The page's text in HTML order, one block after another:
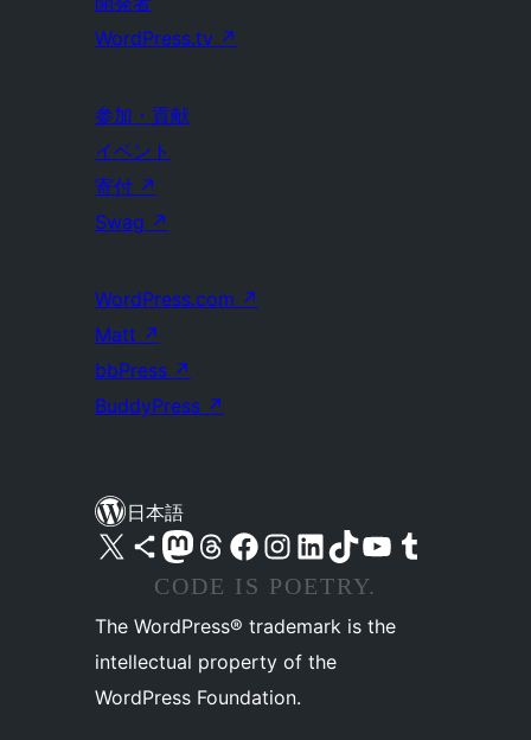
WordPress.tv ↗
参加・貢献
イベント
寄付 ↗
Swag ↗
WordPress.com ↗
Matt ↗
bbPress ↗
BuddyPress ↗
日本語
X (旧 Twitter) アカウントへ Bluesky アカウントへ Mastodon アカウントへ Threads アカウントへ Facebook ページへ Instagram アカウントへ LinkedIn アカウントへTikTok アカウントへ YouTube チャンネルへ Tumblr アカウントへ
CODE IS POETRY.
The WordPress® trademark is the
intellectual property of the
WordPress Foundation.